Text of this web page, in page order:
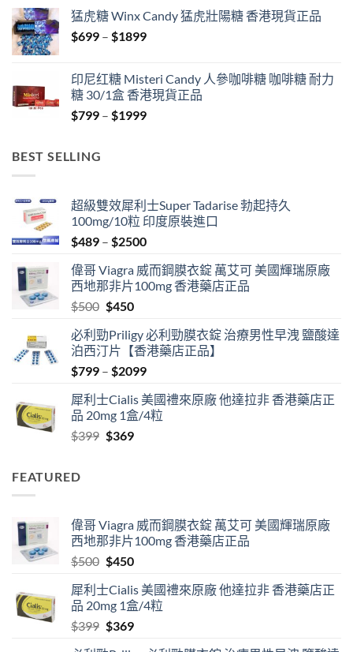
through
$1849
猛虎糖 Winx Candy 猛虎壯陽糖 香港現貨正品
$699 – $1899Price
through
$1899
印尼红糖 Misteri Candy 人參咖啡糖 咖啡糖 耐力
糖 30/1盒 香港現貨正品
$799 – $1999Price
BEST SELLING
超級雙效犀利士Super Tadarise 勃起持久
100mg/10粒 印度原裝進口
$489 – $2500Price
$489
through
偉哥 Viagra 威而鋼膜衣錠 萬艾可 美國輝瑞原廠
西地那非片100mg 香港藥店正品
$500 Original
was:
$500.
$450Current
is:
$450.
必利勁Priligy 必利勁膜衣錠 治療男性早洩 鹽酸達
泊西汀片【香港藥店正品】
$799 – $2099Price
$799
through
犀利士Cialis 美國禮來原廠 他達拉非 香港藥店正
品 20mg 1盒/4粒
$399 Original
$369Current
FEATURED
偉哥 Viagra 威而鋼膜衣錠 萬艾可 美國輝瑞原廠
西地那非片100mg 香港藥店正品
$500 Original
was:
$500.
$450Current
is:
$450.
犀利士Cialis 美國禮來原廠 他達拉非 香港藥店正
品 20mg 1盒/4粒
$399 Original
$369Current